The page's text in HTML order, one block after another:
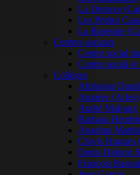
La Denove
Les Petites
La Roseraie
Centres sociaux
Centre social
Centre social
Collèges
Alphonse
Ampère (Arles)
André Malraux
Barbara
Anselme
Clovis Hugues
Denis Diderot
François